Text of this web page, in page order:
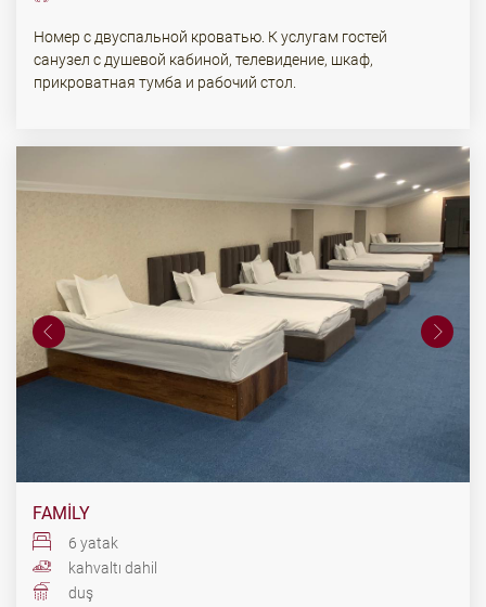
Номер с двуспальной кроватью. К услугам гостей
санузел с душевой кабиной, телевидение, шкаф,
прикроватная тумба и рабочий стол.
FAMILY
6 yatak
kahvaltı dahil
duş